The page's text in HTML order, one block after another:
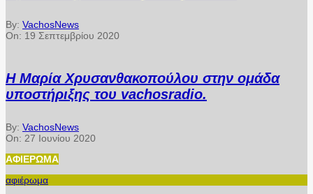
By: VachosNews
On: 19 Σεπτεμβρίου 2020
Η Μαρία Χρυσανθακοπούλου στην ομάδα
υποστήριξης του vachosradio.
By: VachosNews
On: 27 Ιουνίου 2020
ΑΦΙΈΡΩΜΑ
αφιέρωμα